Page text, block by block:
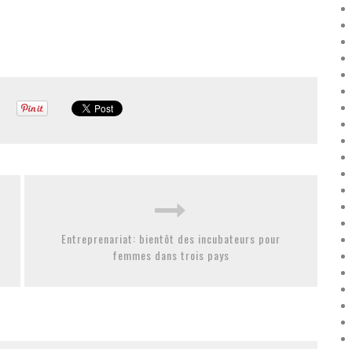
Entreprenariat: bientôt des incubateurs pour
femmes dans trois pays